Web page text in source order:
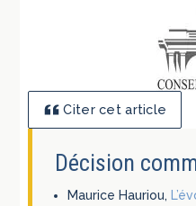
Citer cet article
Décision
Maurice Hauriou,